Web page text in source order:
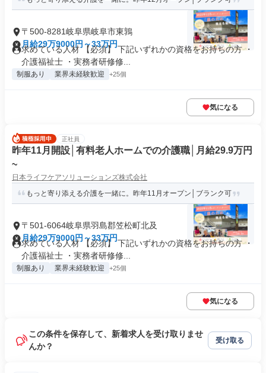
〒500-8281岐阜県岐阜市東鶉
月給29万9000円～33万円
求めている人材 【必須】 下記いずれかの資格をお持ちの方 ・
介護福祉士 ・実務者研修修...
制服あり 業界未経験歓迎 +25個
気になる
正社員
昨年11月開設│有料老人ホームでの介護職│月給29.9万円
~
日本ライフケアソリューションズ株式会社
もっと寄り添える介護を一緒に。昨年11月オープン│ブランク可
〒501-6064岐阜県羽島郡笠松町北及
月給29万9000円～33万円
求めている人材 【必須】 下記いずれかの資格をお持ちの方 ・
介護福祉士 ・実務者研修修...
制服あり 業界未経験歓迎 +25個
気になる
この条件を保存して、新着求人を受け取りませ
んか？
受け取る